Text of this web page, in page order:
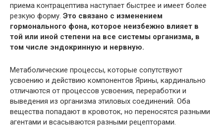
приема контрацептива наступает быстрее и имеет более
резкую форму. Это связано с изменением
гормонального фона, которое неизбежно влияет в
той или иной степени на все системы организма, в
том числе эндокринную и нервную.
Метаболические процессы, которые сопутствуют
усвоению и действию компонентов Ярины, кардинально
отличаются от процессов усвоения, переработки и
выведения из организма этиловых соединений. Оба
вещества попадают в кровоток, но переносятся разными
агентами и всасываются разными рецепторами.